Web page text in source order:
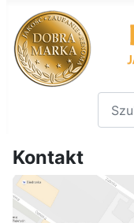
Kontakt